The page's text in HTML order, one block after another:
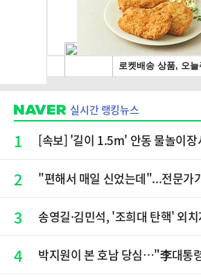
실시간 랭킹뉴스
1 [속보] '길이 1.5m' 안동 물놀이
2 "편해서 매일 신었는데"...전문가
3 송영길·김민석, '조희대 탄핵' 외
4 박지원이 본 호남 당심…"李대통